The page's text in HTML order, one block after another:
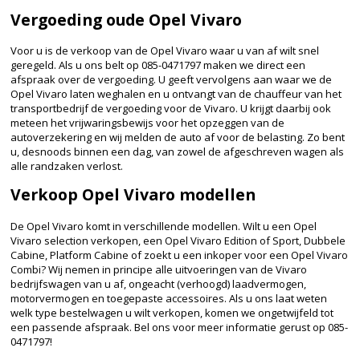
Vergoeding oude Opel Vivaro
Voor u is de verkoop van de Opel Vivaro waar u van af wilt snel
geregeld. Als u ons belt op 085-0471797 maken we direct een
afspraak over de vergoeding. U geeft vervolgens aan waar we de
Opel Vivaro laten weghalen en u ontvangt van de chauffeur van het
transportbedrijf de vergoeding voor de Vivaro. U krijgt daarbij ook
meteen het vrijwaringsbewijs voor het opzeggen van de
autoverzekering en wij melden de auto af voor de belasting. Zo bent
u, desnoods binnen een dag, van zowel de afgeschreven wagen als
alle randzaken verlost.
Verkoop Opel Vivaro modellen
De Opel Vivaro komt in verschillende modellen. Wilt u een Opel
Vivaro selection verkopen, een Opel Vivaro Edition of Sport, Dubbele
Cabine, Platform Cabine of zoekt u een inkoper voor een Opel Vivaro
Combi? Wij nemen in principe alle uitvoeringen van de Vivaro
bedrijfswagen van u af, ongeacht (verhoogd) laadvermogen,
motorvermogen en toegepaste accessoires. Als u ons laat weten
welk type bestelwagen u wilt verkopen, komen we ongetwijfeld tot
een passende afspraak. Bel ons voor meer informatie gerust op 085-
0471797!